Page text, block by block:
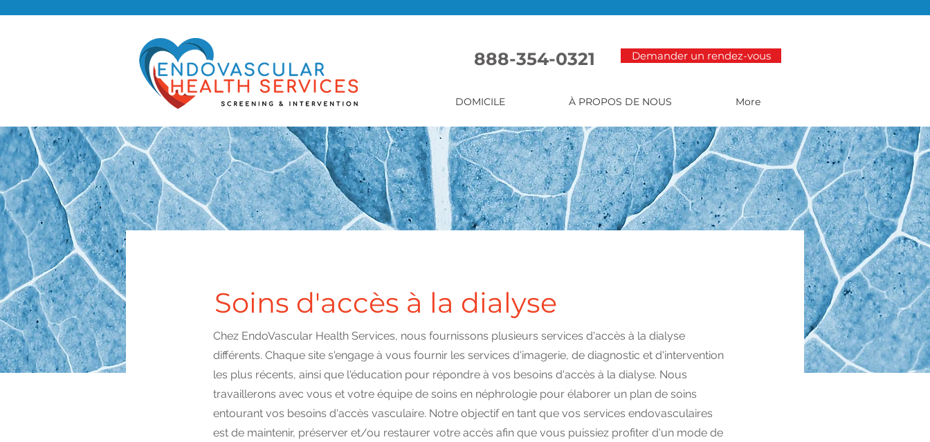
888-354-0321 Demander un rendez-vous
DOMICILE À PROPOS DE NOUS More
Soins d'accès à la dialyse
Chez EndoVascular Health Services, nous fournissons plusieurs services d'accès à la dialyse
différents. Chaque site s'engage à vous fournir les services d'imagerie, de diagnostic et d'intervention
les plus récents, ainsi que l'éducation pour répondre à vos besoins d'accès à la dialyse. Nous
travaillerons avec vous et votre équipe de soins en néphrologie pour élaborer un plan de soins
entourant vos besoins d'accès vasculaire. Notre objectif en tant que vos services endovasculaires
est de maintenir, préserver et/ou restaurer votre accès afin que vous puissiez profiter d'un mode de